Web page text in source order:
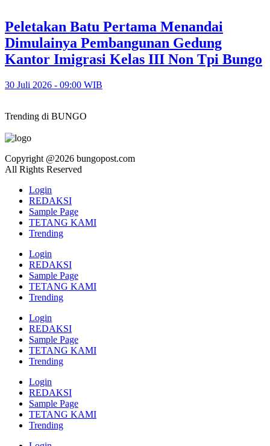
Peletakan Batu Pertama Menandai
Dimulainya Pembangunan Gedung
Kantor Imigrasi Kelas III Non Tpi Bungo
30 Juli 2026 - 09:00 WIB
Trending di BUNGO
Copyright @2026 bungopost.com
All Rights Reserved
Login
REDAKSI
Sample Page
TETANG KAMI
Trending
Login
REDAKSI
Sample Page
TETANG KAMI
Trending
Login
REDAKSI
Sample Page
TETANG KAMI
Trending
Login
REDAKSI
Sample Page
TETANG KAMI
Trending